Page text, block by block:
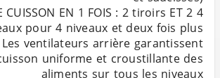
CUISSON EN 1 FOIS : 2 tiroirs ET 2
pour 4 niveaux et deux fois plus
ventilateurs arrière garantissent
uniforme et croustillante des